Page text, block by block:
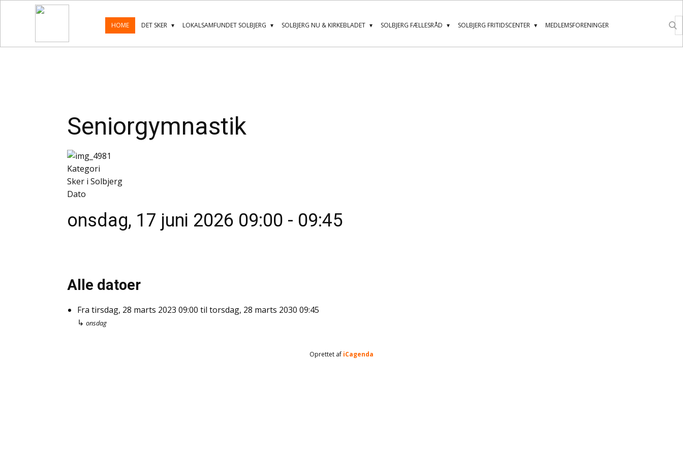
HOME DET SKER LOKALSAMFUNDET SOLBJERG SOLBJERG NU & KIRKEBLADET SOLBJERG FÆLLESRÅD SOLBJERG FRITIDSCENTER MEDLEMSFORENINGER
Seniorgymnastik
Kategori
Sker i Solbjerg
Dato
onsdag, 17 juni 2026 09:00 - 09:45
Alle datoer
Fra tirsdag, 28 marts 2023 09:00 til torsdag, 28 marts 2030 09:45
↳ onsdag
Oprettet af iCagenda